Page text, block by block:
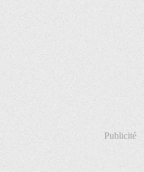
Publicité